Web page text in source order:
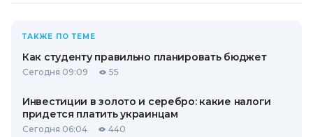
ТАКЖЕ ПО ТЕМЕ
Как студенту правильно планировать бюджет
Сегодня 09:09 55
Инвестиции в золото и серебро: какие налоги
придется платить украинцам
Сегодня 06:04 440